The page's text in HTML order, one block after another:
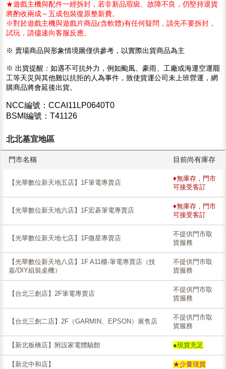
★遊戲主機與配件一經拆封，若非新品瑕疵、故障不良，仍堅持退貨
將酌收兩成～五成包裝復原整新費。
※對於遊戲主機與遊戲片商品(含軟體)有任何疑問，請先不要拆封，
試玩，請儘速向客服反應。
※ 賣場商品與形象情境圖僅供參考，以實際出貨商品為主
※ 出貨提醒：如遇不可抗外力，例如颱風、豪雨、工廠或海運空運罷
工等天災與其他難以抗拒的人為事件，致使貨運公司未上班營運，網
購商品將會延後出貨。
NCC編號：CCAI11LP0640T0
BSMI編號：T41126
北北基宜地區
門市名稱 目前尚有庫存
【光華數位新天地五店】1F筆電專賣店
♦無庫存，門市
可接受客訂
【光華數位新天地六店】1F宏碁筆電專賣店
♦無庫存，門市
可接受客訂
【光華數位新天地七店】1F微星專賣店
不提供門市取
貨服務
【光華數位新天地八店】1F A11櫃-筆電專賣店（技
嘉/DIY組裝桌機）
不提供門市取
貨服務
【台北三創店】2F筆電專賣店
不提供門市取
貨服務
【台北三創二店】2F（GARMIN、EPSON）展售店
不提供門市取
貨服務
【新北板橋店】附設家電體驗館 ●現貨充足
【新北中和店】 ★少量現貨